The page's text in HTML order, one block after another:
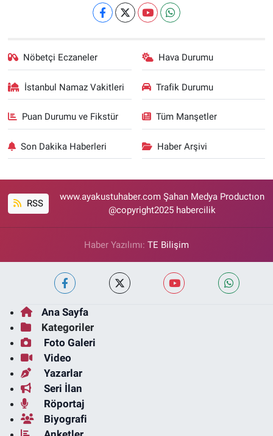
Nöbetçi Eczaneler Hava Durumu
İstanbul Namaz Vakitleri Trafik Durumu
Puan Durumu ve Fikstür Tüm Manşetler
Son Dakika Haberleri Haber Arşivi
RSS
www.ayakustuhaber.com Şahan Medya Productıon
@copyright2025 habercilik
Haber Yazılımı: TE Bilişim
Ana Sayfa
Kategoriler
Foto Galeri
Video
Yazarlar
Seri İlan
Röportaj
Biyografi